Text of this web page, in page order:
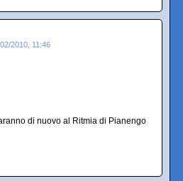
2010, 11:46
di nuovo al Ritmia di Pianengo